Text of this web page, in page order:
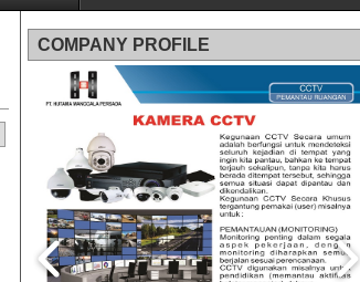
COMPANY PROFILE